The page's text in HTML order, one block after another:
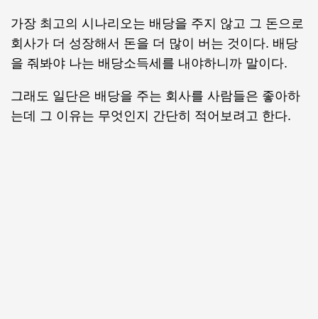
가장 최고의 시나리오는 배당을 주지 않고 그 돈으로
회사가 더 성장해서 돈을 더 많이 버는 것이다. 배당
을 줘봐야 나는 배당소득세를 내야하니까 말이다.
그래도 일단은 배당을 주는 회사를 사람들은 좋아하
는데 그 이유는 무엇인지 간단히 적어보려고 한다.